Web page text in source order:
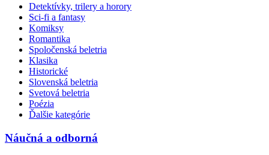
Detektívky, trilery a horory
Sci-fi a fantasy
Komiksy
Romantika
Spoločenská beletria
Klasika
Historické
Slovenská beletria
Svetová beletria
Poézia
Ďalšie kategórie
Náučná a odborná